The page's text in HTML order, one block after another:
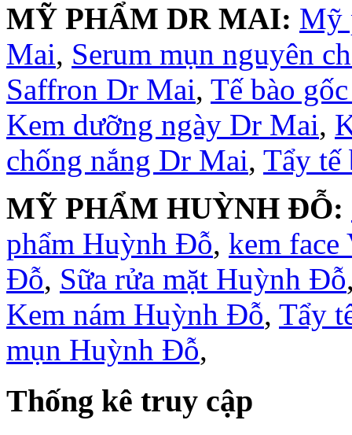
MỸ PHẨM DR MAI: Mỹ
Mai, Serum mụn nguyên
Saffron Dr Mai, Tế bào
Kem dưỡng ngày Dr Mai,
chống nắng Dr Mai, Tẩy tế
MỸ PHẨM HUỲNH ĐỖ:
phẩm Huỳnh Đỗ, kem
Đỗ, Sữa rửa mặt Huỳnh Đỗ
Kem nám Huỳnh Đỗ, Tẩy
mụn Huỳnh Đỗ,
Thống kê truy cập